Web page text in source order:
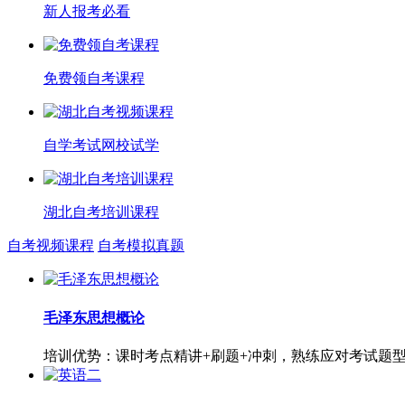
新人报考必看
免费领自考课程
自学考试网校试学
湖北自考培训课程
自考视频课程 自考模拟真题
毛泽东思想概论
培训优势：课时考点精讲+刷题+冲刺，熟练应对考试题